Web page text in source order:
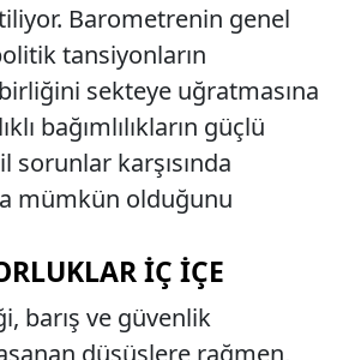
Barometrenin genel
tansiyonların
sekteye uğratmasına
bağımlılıkların güçlü
sorunlar karşısında
mümkün olduğunu
İÇ İÇE
barış ve güvenlik
düşüşlere rağmen,